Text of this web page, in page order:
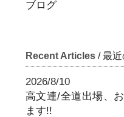
ブログ
Recent Articles / 最
2026/8/10
高文連/全道出場、
ます!!